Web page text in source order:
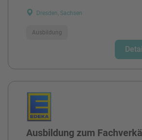
Dresden, Sachsen
Ausbildung
Ausbildung zum